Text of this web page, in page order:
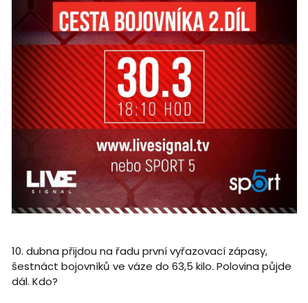
10. dubna přijdou na řadu první vyřazovací zápasy,
šestnáct bojovníků ve váze do 63,5 kilo. Polovina půjde
dál. Kdo?